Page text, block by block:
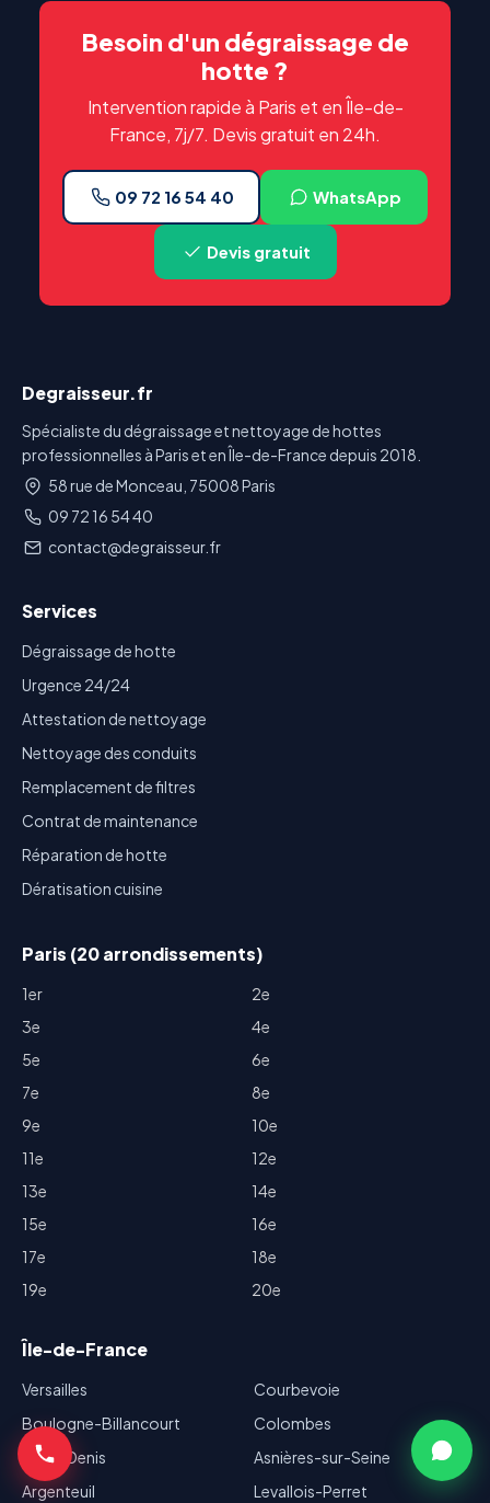
Besoin d'un dégraissage de
hotte ?
Intervention rapide à Paris et en Île-de-
France, 7j/7. Devis gratuit en 24h.
09 72 16 54 40 WhatsApp
Devis gratuit
Degraisseur.fr
Spécialiste du dégraissage et nettoyage de hottes
professionnelles à Paris et en Île-de-France depuis 2018.
58 rue de Monceau, 75008 Paris
09 72 16 54 40
contact@degraisseur.fr
Services
Dégraissage de hotte
Urgence 24/24
Attestation de nettoyage
Nettoyage des conduits
Remplacement de filtres
Contrat de maintenance
Réparation de hotte
Dératisation cuisine
Paris (20 arrondissements)
1er
2e
3e
4e
5e
6e
7e
8e
9e
10e
11e
12e
13e
14e
15e
16e
17e
18e
19e
20e
Île-de-France
Versailles
Boulogne-Billancourt
Saint-Denis
Argenteuil
Courbevoie
Colombes
Asnières-sur-Seine
Levallois-Perret